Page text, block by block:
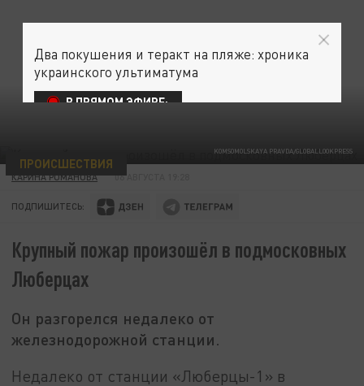
KOMSOMOLSKAYA PRAVDA/GLOBALLOOKPRESS
ПРОИСШЕСТВИЯ
КАРИНА РОМАНОВА 06 АВГУСТА 19:28
ПОДПИШИТЕСЬ:
Крупный пожар произошёл в подмосковных
Люберцах
Он разгорелся недалеко от
железнодорожной станции.
Недалеко от станции «Люберцы-1» в
Два покушения и теракт на пляже: хроника
украинского ультиматума
В ПРЯМОМ ЭФИРЕ: